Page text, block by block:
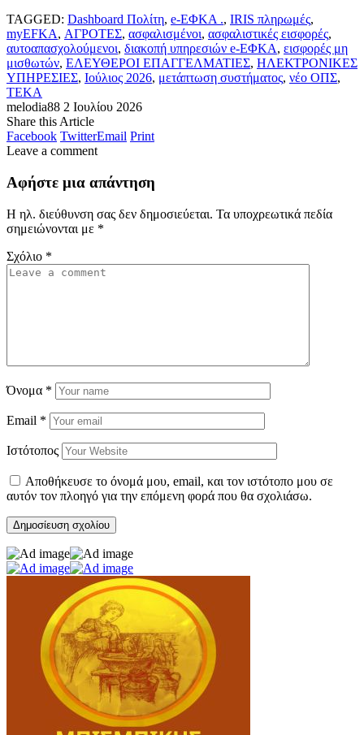
TAGGED: Dashboard Πολίτη, e-ΕΦΚΑ ., IRIS πληρωμές,
myEFKA, ΑΓΡΟΤΕΣ, ασφαλισμένοι, ασφαλιστικές εισφορές,
αυτοαπασχολούμενοι, διακοπή υπηρεσιών e-ΕΦΚΑ, εισφορές μη
μισθωτών, ΕΛΕΥΘΕΡΟΙ ΕΠΑΓΓΕΛΜΑΤΙΕΣ, ΗΛΕΚΤΡΟΝΙΚΕΣ
ΥΠΗΡΕΣΙΕΣ, Ιούλιος 2026, μετάπτωση συστήματος, νέο ΟΠΣ,
ΤΕΚΑ
melodia88 2 Ιουλίου 2026
Share this Article
Facebook TwitterEmail Print
Leave a comment
Αφήστε μια απάντηση
Η ηλ. διεύθυνση σας δεν δημοσιεύεται. Τα υποχρεωτικά πεδία
σημειώνονται με *
Σχόλιο *
Όνομα *
Email *
Ιστότοπος
Αποθήκευσε το όνομά μου, email, και τον ιστότοπο μου σε
αυτόν τον πλοηγό για την επόμενη φορά που θα σχολιάσω.